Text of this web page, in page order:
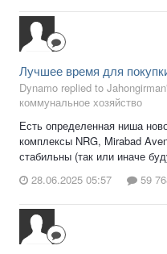
Лучшее время для
Dynamo replied to
коммунальное хозяйство
Есть определенная ниша
комплексы NRG, Mirabad
стабильны (так или иначе
28.06.2025 05:57
59